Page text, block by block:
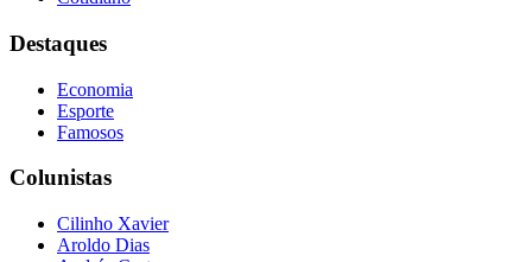
Destaques
Economia
Esporte
Famosos
Colunistas
Cilinho Xavier
Aroldo Dias